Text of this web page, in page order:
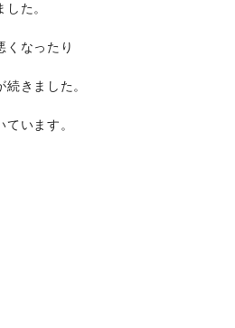
た。
くなったり
きました。
います。